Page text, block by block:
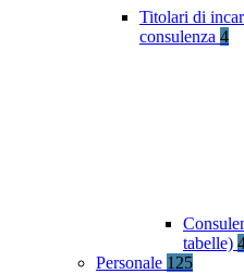
Titolari di
consulenza 4
tabelle)
Personale 125